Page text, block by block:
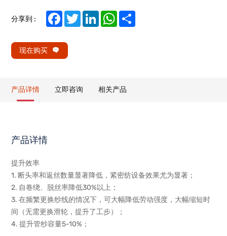
分享到 : FacebookTwitterLinkedInWhatsApp
现在购买
产品详情 立即咨询 相关产品
产品详情
提升效率
1. 断头率和返丝数量显著降低，紧密纺设备效果尤为显著；
2. 自卷绕、脱丝率降低30%以上；
3. 在频繁更换纱线的情况下，可大幅降低劳动强度，大幅缩短时
间（无需更换滑轮，提升了工步）；
4. 提升管纱容量5-10%；